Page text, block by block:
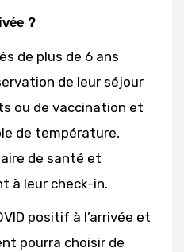
?
de plus de 6 ans
de leur séjour
ou de vaccination et
de température,
de santé et
à leur check-in.
positif à l’arrivée et
pourra choisir de